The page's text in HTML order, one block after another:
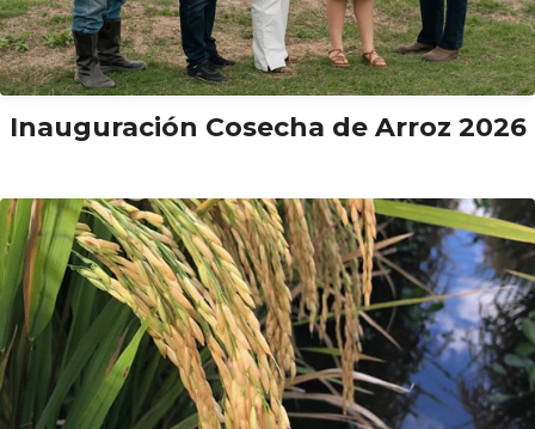
Inauguración Cosecha de Arroz 2026